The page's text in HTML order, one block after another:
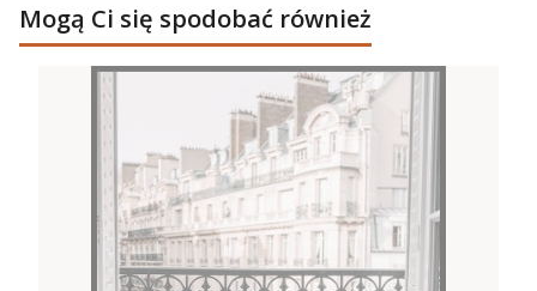
Mogą Ci się spodobać również